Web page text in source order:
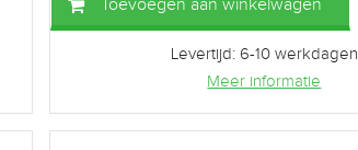
Toevoegen aan winkelwagen
Levertijd: 6-10 werkdagen
Meer informatie